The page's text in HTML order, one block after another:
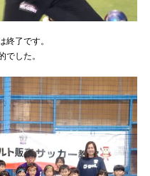
終了です。
でした。